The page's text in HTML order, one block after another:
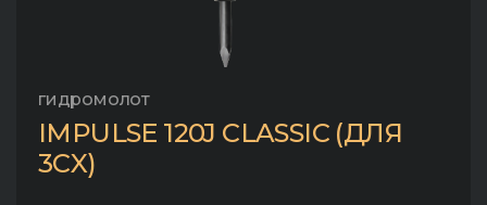
гидромолот
IMPULSE 120J CLASSIC (ДЛЯ
3CX)